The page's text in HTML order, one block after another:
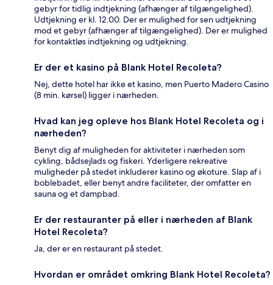
gebyr for tidlig indtjekning (afhænger af tilgængelighed).
Udtjekning er kl. 12.00. Der er mulighed for sen udtjekning
mod et gebyr (afhænger af tilgængelighed). Der er mulighed
for kontaktløs indtjekning og udtjekning.
Er der et kasino på Blank Hotel Recoleta?
Nej, dette hotel har ikke et kasino, men Puerto Madero Casino
(8 min. kørsel) ligger i nærheden.
Hvad kan jeg opleve hos Blank Hotel Recoleta og i
nærheden?
Benyt dig af muligheden for aktiviteter i nærheden som
cykling, bådsejlads og fiskeri. Yderligere rekreative
muligheder på stedet inkluderer kasino og økoture. Slap af i
boblebadet, eller benyt andre faciliteter, der omfatter en
sauna og et dampbad.
Er der restauranter på eller i nærheden af Blank
Hotel Recoleta?
Ja, der er en restaurant på stedet.
Hvordan er området omkring Blank Hotel Recoleta?